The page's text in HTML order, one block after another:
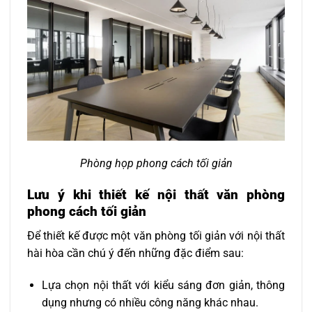
Phòng họp phong cách tối giản
Lưu ý khi thiết kế nội thất văn phòng
phong cách tối giản
Để thiết kế được một văn phòng tối giản với nội thất
hài hòa cần chú ý đến những đặc điểm sau:
Lựa chọn nội thất với kiểu sáng đơn giản, thông
dụng nhưng có nhiều công năng khác nhau.